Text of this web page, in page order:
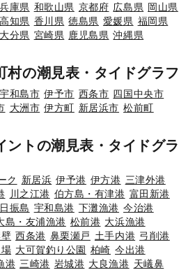
兵庫県 和歌山県 京都府 広島県 岡山県
高知県 香川県 徳島県 愛媛県 福岡県
大分県 宮崎県 鹿児島県 沖縄県
村の潮見表・タイドグラフ
宇和島市 伊予市 西条市 四国中央市
大洲市 伊方町 新居浜市 松前町
ントの潮見表・タイドグラ
ク 新居浜 伊予港 伊方港 三津外港
川之江港 伯方島・有津港 富田新港
日振島 宇和島港 下灘漁港 今治港
島・友浦漁港 松前港 大浜漁港
西条港 鼻栗瀬戸 土手内港 弓削港
大可賀釣り公園 柏崎 今出港
港 三崎港 岩城港 大良漁港 天嶬鼻